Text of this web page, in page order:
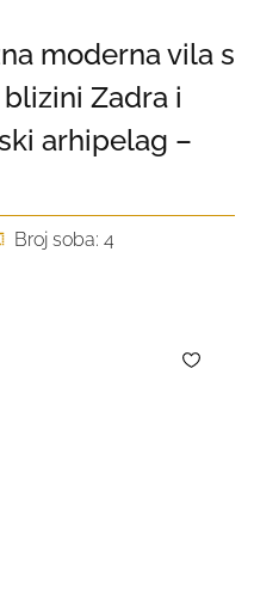
moderna vila s
Zadra i
arhipelag –
Broj soba: 4